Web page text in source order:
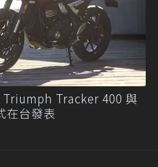
Triumph Tracker 400 與
在台發表